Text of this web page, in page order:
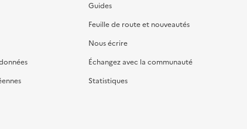
Guides
Feuille de route et nouveautés
Nous écrire
Échangez avec la communauté
Statistiques